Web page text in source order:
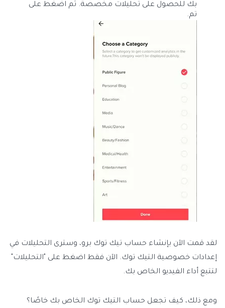
بك للحصول على تحليلات مخصصة. ثم اضغط على
تم.
لقد قمت الآن بإنشاء حساب تيك توك برو، وسترى التحليلات في
إعدادات خصوصية التيك توك. الآن فقط اضغط على "التحليلات"
لتتبع أداء الفيديو الخاص بك.
ومع ذلك، كيف تجعل حساب التيك توك الخاص بك خاصًا؟